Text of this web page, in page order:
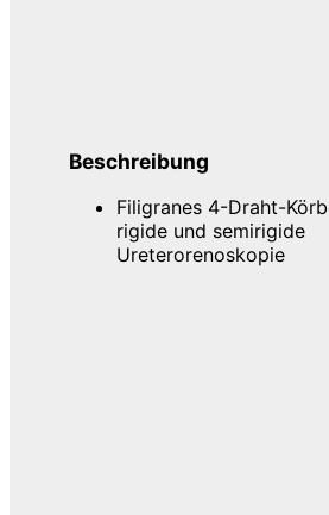
Beschreibung
Filigranes 4-Draht-
rigide und semirigide
Ureterorenoskopie